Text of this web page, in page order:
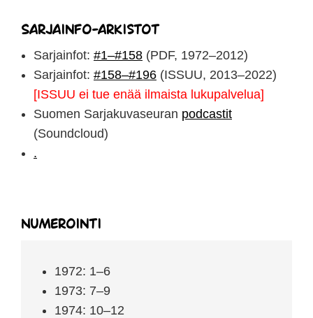
Sarjainfo-arkistot
Sarjainfot: #1–#158 (PDF, 1972–2012)
Sarjainfot: #158–#196 (ISSUU, 2013–2022)
[ISSUU ei tue enää ilmaista lukupalvelua]
Suomen Sarjakuvaseuran podcastit
(Soundcloud)
.
Numerointi
1972: 1–6
1973: 7–9
1974: 10–12